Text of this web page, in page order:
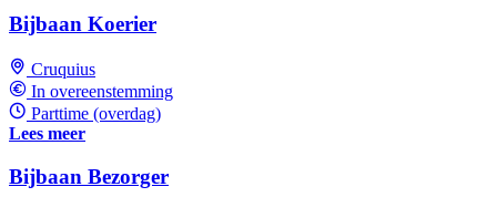
Bijbaan Koerier
Cruquius
In overeenstemming
Parttime (overdag)
Lees meer
Bijbaan Bezorger